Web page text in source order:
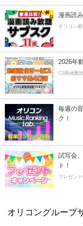
漫画読
オリコン
2026年
CS動画配
毎週の
ク！
試写会
ト！
プレゼン
オリコングループ